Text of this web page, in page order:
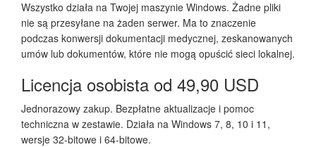
Wszystko działa na Twojej maszynie Windows. Żadne pliki
nie są przesyłane na żaden serwer. Ma to znaczenie
podczas konwersji dokumentacji medycznej, zeskanowanych
umów lub dokumentów, które nie mogą opuścić sieci lokalnej.
Licencja osobista od 49,90 USD
Jednorazowy zakup. Bezpłatne aktualizacje i pomoc
techniczna w zestawie. Działa na Windows 7, 8, 10 i 11,
wersje 32-bitowe i 64-bitowe.